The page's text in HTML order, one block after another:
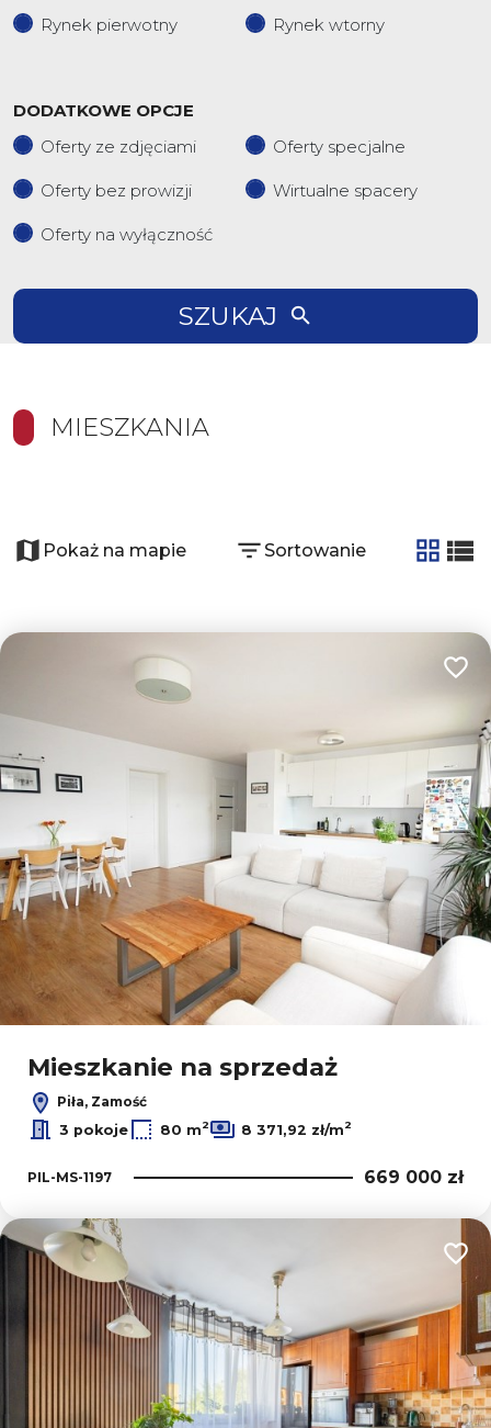
Rynek pierwotny
Rynek wtorny
DODATKOWE OPCJE
Oferty ze zdjęciami
Oferty specjalne
Oferty bez prowizji Wirtualne spacery
Oferty na wyłączność
SZUKAJ
MIESZKANIA
−
Leaflet|© OpenMapTiles © OpenStreetMap contributors
Pokaż na mapie Sortowanie
tabela
Mieszkanie na sprzedaż
Piła, Zamość
3 pokoje
80 m2 8 371,92 zł/m2
PIL-MS-1197 669 000 zł